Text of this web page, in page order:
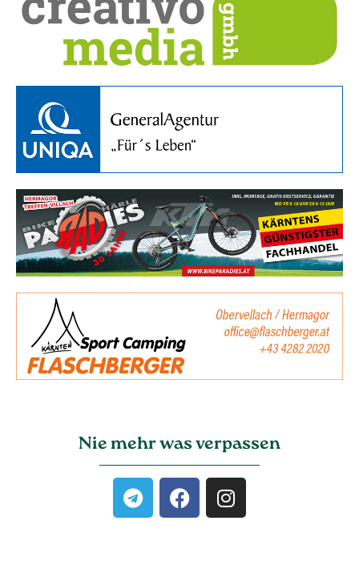
Nie mehr was verpassen